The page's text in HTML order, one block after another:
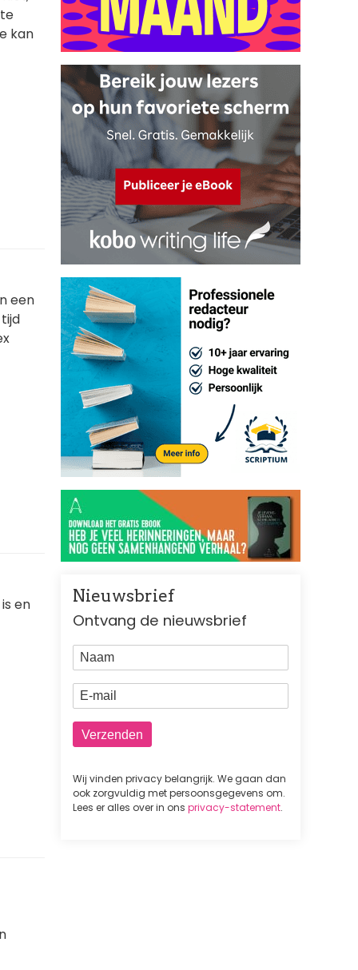
kan
een
en
Nieuwsbrief
Ontvang de nieuwsbrief
Naam
E-mail
Wij vinden privacy belangrijk. We gaan dan
ook zorgvuldig met persoonsgegevens om.
Lees er alles over in ons privacy-statement.